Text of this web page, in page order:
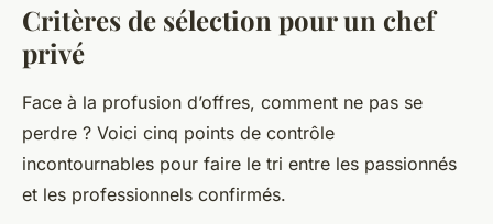
Critères de sélection pour un chef
privé
Face à la profusion d’offres, comment ne pas se
perdre ? Voici cinq points de contrôle
incontournables pour faire le tri entre les passionnés
et les professionnels confirmés.